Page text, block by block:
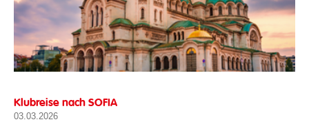
Klubreise nach SOFIA
03.03.2026